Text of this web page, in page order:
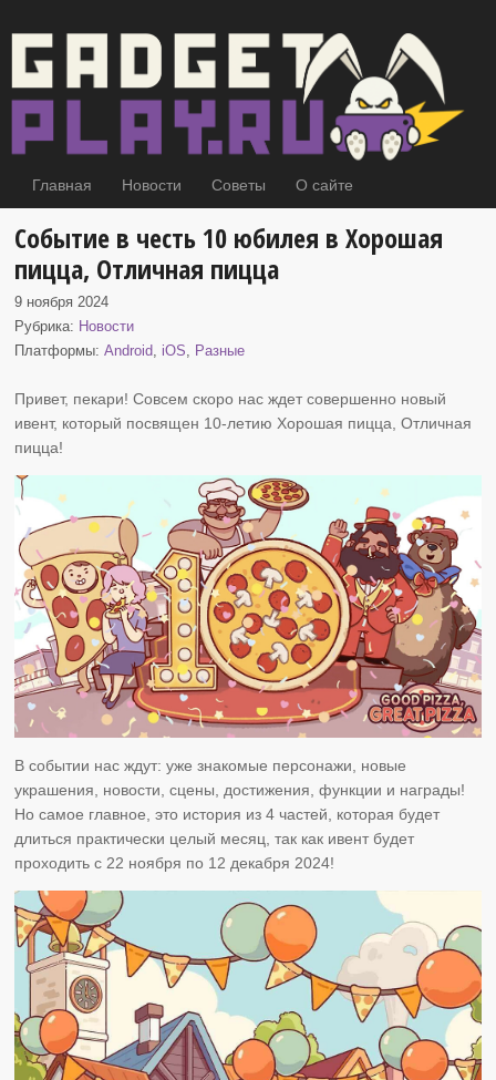
Главная Новости Советы О сайте
Событие в честь 10 юбилея в Хорошая
пицца, Отличная пицца
9 ноября 2024
Рубрика: Новости
Платформы:Android, iOS, Разные
Привет, пекари! Совсем скоро нас ждет совершенно новый
ивент, который посвящен 10-летию Хорошая пицца, Отличная
пицца!
В событии нас ждут: уже знакомые персонажи, новые
украшения, новости, сцены, достижения, функции и награды!
Но самое главное, это история из 4 частей, которая будет
длиться практически целый месяц, так как ивент будет
проходить с 22 ноября по 12 декабря 2024!